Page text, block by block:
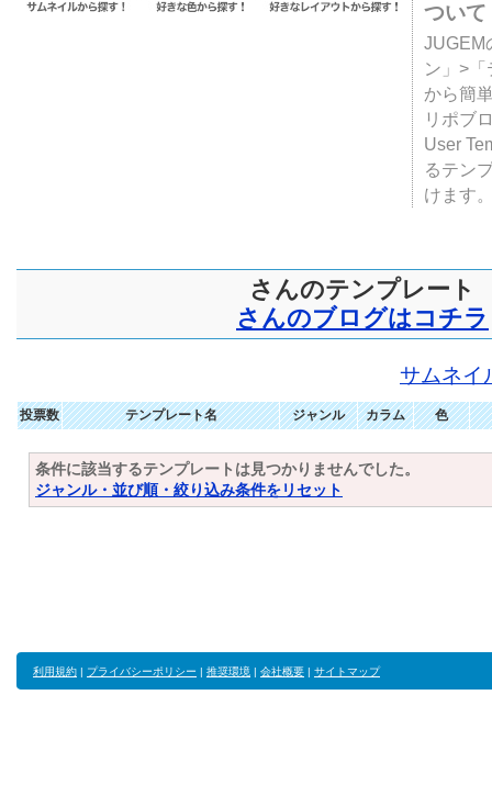
ついて
JUGEM
ン」>
から簡
リポブ
User
るテン
けます
さんのテンプレート
さんのブログはコチラ
サムネイ
投票数 テンプレート名 ジャンル カラム 色
条件に該当するテンプレートは見つかりませんでした。
ジャンル・並び順・絞り込み条件をリセット
利用規約 | プライバシーポリシー | 推奨環境 | 会社概要 | サイトマップ